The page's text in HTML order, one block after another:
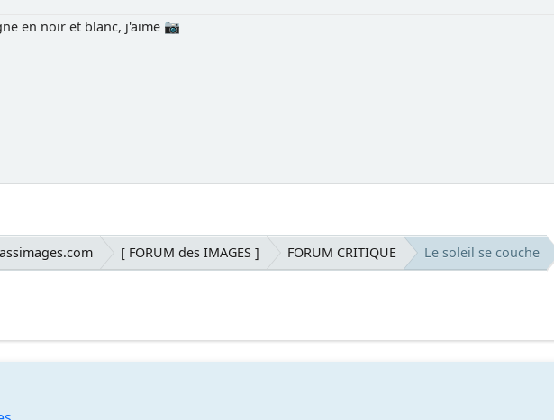
en noir et blanc, j'aime 📷
[ FORUM des IMAGES ] FORUM CRITIQUE Le soleil se couche